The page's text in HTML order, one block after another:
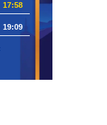
17:58
19:09